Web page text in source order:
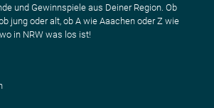
und Gewinnspiele aus Deiner Region. Ob
jung oder alt, ob A wie Aaachen oder Z wie
in NRW was los ist!